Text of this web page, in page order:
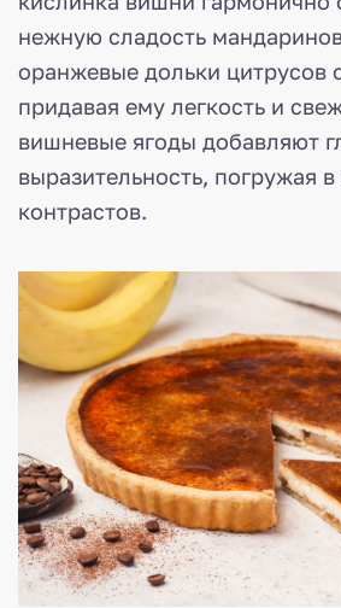
нежную сладость
оранжевые дольки цитрусов
придавая ему легкость и
вишневые ягоды добавляют
выразительность, погружая
контрастов.